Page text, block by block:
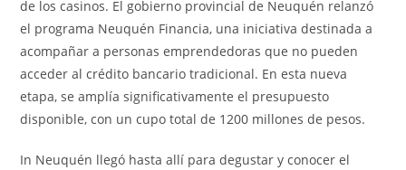
de los casinos. El gobierno provincial de Neuquén relanzó
el programa Neuquén Financia, una iniciativa destinada a
acompañar a personas emprendedoras que no pueden
acceder al crédito bancario tradicional. En esta nueva
etapa, se amplía significativamente el presupuesto
disponible, con un cupo total de 1200 millones de pesos.
In Neuquén llegó hasta allí para degustar y conocer el